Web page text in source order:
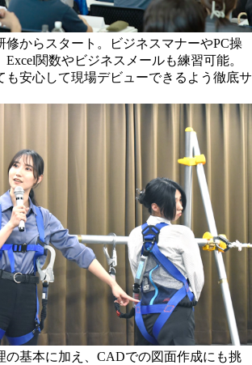
修からスタート。ビジネスマナーやPC操
関数やビジネスメールも練習可能。
も安心して現場デビューできるよう徹底サ
の基本に加え、CADでの図面作成にも挑